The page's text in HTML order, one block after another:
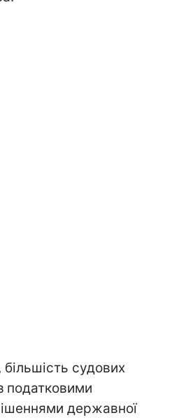
судових
податковими
державної